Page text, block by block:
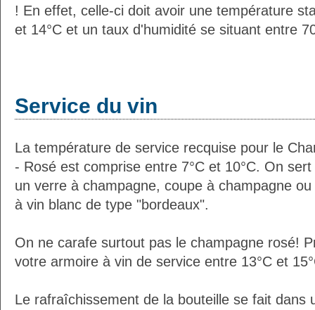
! En effet, celle-ci doit avoir une température
et 14°C et un taux d'humidité se situant entre
Service du vin
La température de service recquise pour le
- Rosé est comprise entre 7°C et 10°C. On
un verre à champagne, coupe à champagne
à vin blanc de type "bordeaux".
On ne carafe surtout pas le champagne rosé!
votre armoire à vin de service entre 13°C et
Le rafraîchissement de la bouteille se fait dans